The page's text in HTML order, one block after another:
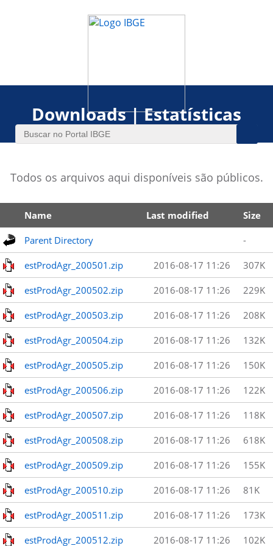
Downloads | Estatísticas
Todos os arquivos aqui disponíveis são públicos.
Name Last modified Size
Parent Directory -
estProdAgr_200501.zip 2016-08-17 11:26 307K
estProdAgr_200502.zip 2016-08-17 11:26 229K
estProdAgr_200503.zip 2016-08-17 11:26 208K
estProdAgr_200504.zip 2016-08-17 11:26 132K
estProdAgr_200505.zip 2016-08-17 11:26 150K
estProdAgr_200506.zip 2016-08-17 11:26 122K
estProdAgr_200507.zip 2016-08-17 11:26 118K
estProdAgr_200508.zip 2016-08-17 11:26 618K
estProdAgr_200509.zip 2016-08-17 11:26 155K
estProdAgr_200510.zip 2016-08-17 11:26 81K
estProdAgr_200511.zip 2016-08-17 11:26 173K
estProdAgr_200512.zip 2016-08-17 11:26 102K